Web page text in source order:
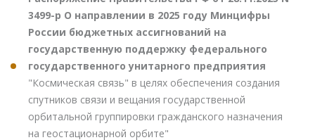
3499-р О направлении в 2025 году Минцифры
России бюджетных ассигнований на
государственную поддержку федерального
государственного унитарного предприятия
"Космическая связь" в целях обеспечения создания
спутников связи и вещания государственной
орбитальной группировки гражданского назначения
на геостационарной орбите"